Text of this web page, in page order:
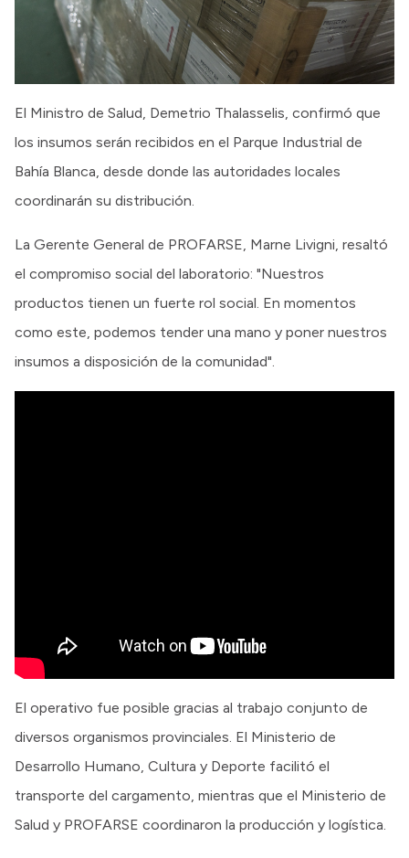
El Ministro de Salud, Demetrio Thalasselis, confirmó que
los insumos serán recibidos en el Parque Industrial de
Bahía Blanca, desde donde las autoridades locales
coordinarán su distribución.
La Gerente General de PROFARSE, Marne Livigni, resaltó
el compromiso social del laboratorio: "Nuestros
productos tienen un fuerte rol social. En momentos
como este, podemos tender una mano y poner nuestros
insumos a disposición de la comunidad".
El operativo fue posible gracias al trabajo conjunto de
diversos organismos provinciales. El Ministerio de
Desarrollo Humano, Cultura y Deporte facilitó el
transporte del cargamento, mientras que el Ministerio de
Salud y PROFARSE coordinaron la producción y logística.